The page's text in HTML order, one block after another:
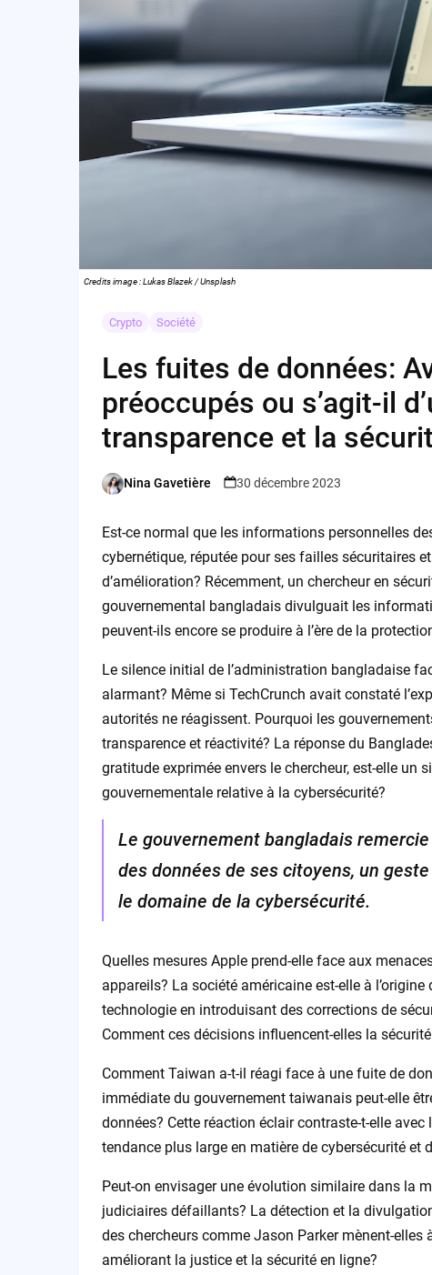
Credits image : Lukas Blazek / Unsplash
Crypto Société
Les fuites de données:
préoccupés ou s’agit-il
transparence et la
Posted
Nina Gavetière 30 décembre 2023
Est-ce normal que les informations personnelles
cybernétique, réputée pour ses failles sécuritaires
d’amélioration? Récemment, un chercheur en
gouvernemental bangladais divulguait les
peuvent-ils encore se produire à l’ère de la
Le silence initial de l’administration bangladaise
alarmant? Même si TechCrunch avait constaté
autorités ne réagissent. Pourquoi les
transparence et réactivité? La réponse du
gratitude exprimée envers le chercheur, est-elle un
gouvernementale relative à la cybersécurité?
Le gouvernement bangladais
des données de ses citoyens, un
le domaine de la cybersécurité.
Quelles mesures Apple prend-elle face aux
appareils? La société américaine est-elle à
technologie en introduisant des corrections de
Comment ces décisions influencent-elles la
Comment Taiwan a-t-il réagi face à une fuite de
immédiate du gouvernement taiwanais peut-elle
données? Cette réaction éclair contraste-t-elle
tendance plus large en matière de cybersécurité et
Peut-on envisager une évolution similaire dans la
judiciaires défaillants? La détection et la
des chercheurs comme Jason Parker mènent-
améliorant la justice et la sécurité en ligne?